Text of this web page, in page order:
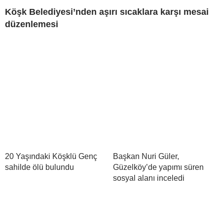
Köşk Belediyesi’nden aşırı sıcaklara karşı mesai
düzenlemesi
20 Yaşındaki Köşklü Genç
sahilde ölü bulundu
Başkan Nuri Güler,
Güzelköy’de yapımı süren
sosyal alanı inceledi